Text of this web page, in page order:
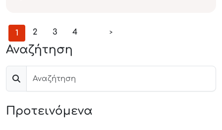
1 2 3 4 >
Αναζήτηση
Προτεινόμενα